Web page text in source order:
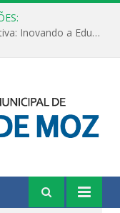
Inteligência Artificial e Tecnologia Assistiva: Inovando a Educação Especial e Inclusiva